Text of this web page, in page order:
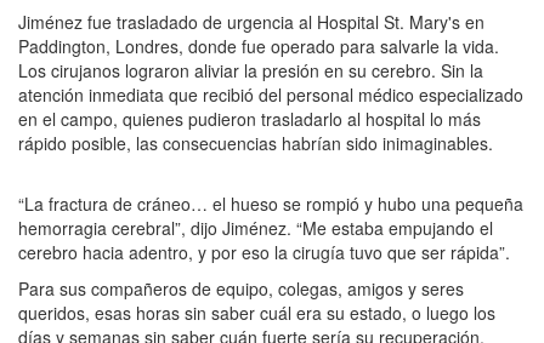
Jiménez fue trasladado de urgencia al Hospital St. Mary's en
Paddington, Londres, donde fue operado para salvarle la vida.
Los cirujanos lograron aliviar la presión en su cerebro. Sin la
atención inmediata que recibió del personal médico especializado
en el campo, quienes pudieron trasladarlo al hospital lo más
rápido posible, las consecuencias habrían sido inimaginables.
“La fractura de cráneo… el hueso se rompió y hubo una pequeña
hemorragia cerebral”, dijo Jiménez. “Me estaba empujando el
cerebro hacia adentro, y por eso la cirugía tuvo que ser rápida”.
Para sus compañeros de equipo, colegas, amigos y seres
queridos, esas horas sin saber cuál era su estado, o luego los
días y semanas sin saber cuán fuerte sería su recuperación,